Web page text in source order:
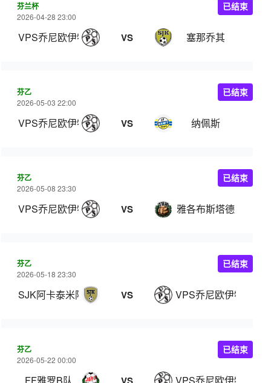
芬兰杯
2026-04-28 23:00
VPS乔尼欧伊特 VS 塞那乔其
已结束
芬乙
2026-05-03 22:00
VPS乔尼欧伊特 VS 纳佩斯
已结束
芬乙
2026-05-08 23:30
VPS乔尼欧伊特 VS 雅各布斯塔德
已结束
芬乙
2026-05-18 23:30
SJK阿卡泰米阿B队 VS VPS乔尼欧伊特
已结束
芬乙
2026-05-22 00:00
已结束